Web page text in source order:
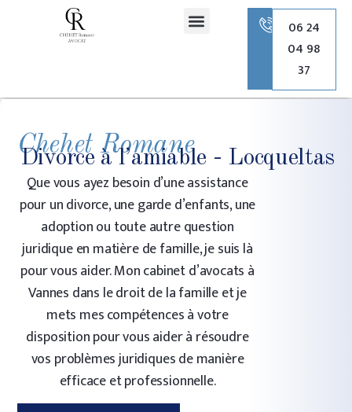
06 24
04 98
37
Chehet Romane
Divorce à l’amiable - Locqueltas
Que vous ayez besoin d’une assistance
pour un divorce, une garde d’enfants, une
adoption ou toute autre question
juridique en matière de famille, je suis là
pour vous aider. Mon cabinet d’avocats à
Vannes dans le droit de la famille et je
mets mes compétences à votre
disposition pour vous aider à résoudre
vos problèmes juridiques de manière
efficace et professionnelle.